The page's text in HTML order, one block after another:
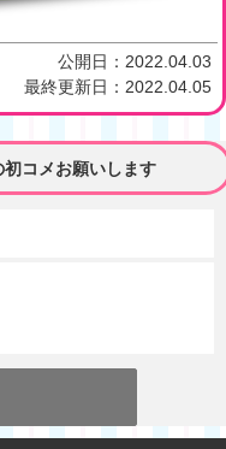
公開日： 2022.04.03
最終更新日： 2022.04.05
コメお願いします